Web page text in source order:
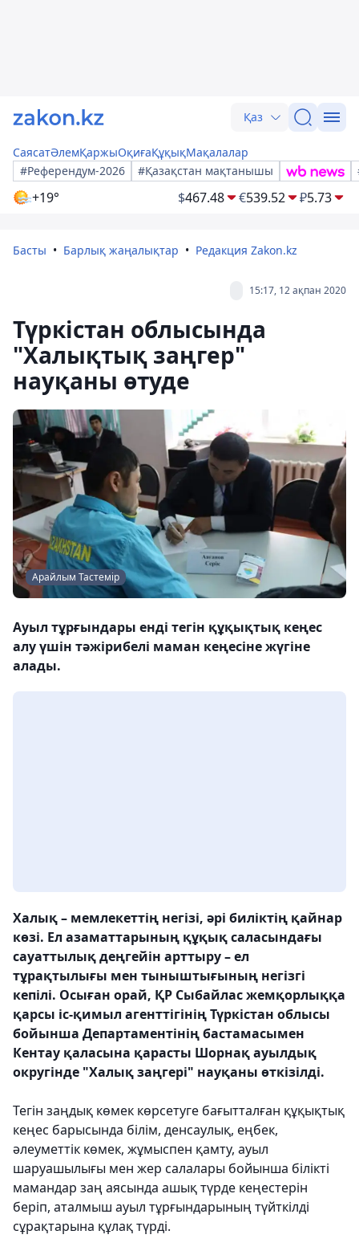
Қаз
СаясатӘлемҚаржыОқиғаҚұқықМақалалар
#Референдум-2026
#Қазақстан мақтанышы
+19° $467.48 €539.52 ₽5.73
Басты Барлық жаңалықтар Редакция Zakon.kz
15:17, 12 ақпан 2020
Түркістан облысында
"Халықтық заңгер"
науқаны өтуде
Арайлым Тастемір
Ауыл тұрғындары енді тегін құқықтық кеңес
алу үшін тәжірибелі маман кеңесіне жүгіне
алады.
Халық – мемлекеттің негізі, әрі биліктің қайнар
көзі. Ел азаматтарының құқық саласындағы
сауаттылық деңгейін арттыру – ел
тұрақтылығы мен тыныштығының негізгі
кепілі. Осыған орай, ҚР Сыбайлас жемқорлыққа
қарсы іс-қимыл агенттігінің Түркістан облысы
бойынша Департаментінің бастамасымен
Кентау қаласына қарасты Шорнақ ауылдық
округінде "Халық заңгері" науқаны өткізілді.
Тегін заңдық көмек көрсетуге бағытталған құқықтық
кеңес барысында білім, денсаулық, еңбек,
әлеуметтік көмек, жұмыспен қамту, ауыл
шаруашылығы мен жер салалары бойынша білікті
мамандар заң аясында ашық түрде кеңестерін
беріп, аталмыш ауыл тұрғындарының түйткілді
сұрақтарына құлақ түрді.